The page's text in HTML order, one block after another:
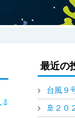
最近の
台風９
🚢２０